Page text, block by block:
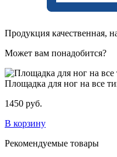
Продукция качественная,
Может вам понадобится?
Площадка для ног на все
1450 руб.
В корзину
Рекомендуемые товары